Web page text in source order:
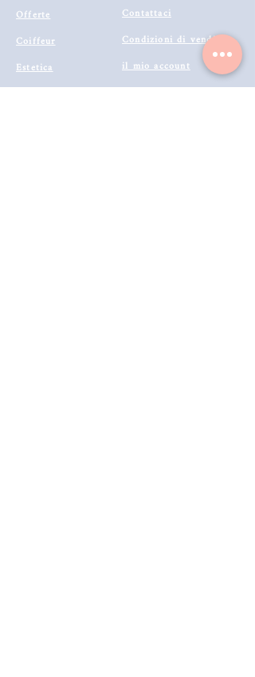
Offerte
Coiffeur
Estetica
Contattaci
Condizioni di vendita
il mio account
Privacy